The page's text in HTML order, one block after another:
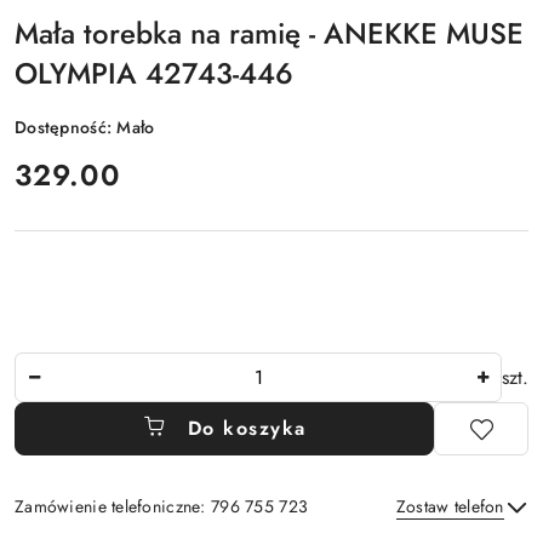
Mała torebka na ramię - ANEKKE MUSE
OLYMPIA 42743-446
Dostępność:Mało
cena:
329.00
szt.
Do koszyka
Zamówienie telefoniczne: 796 755 723 Zostaw telefon